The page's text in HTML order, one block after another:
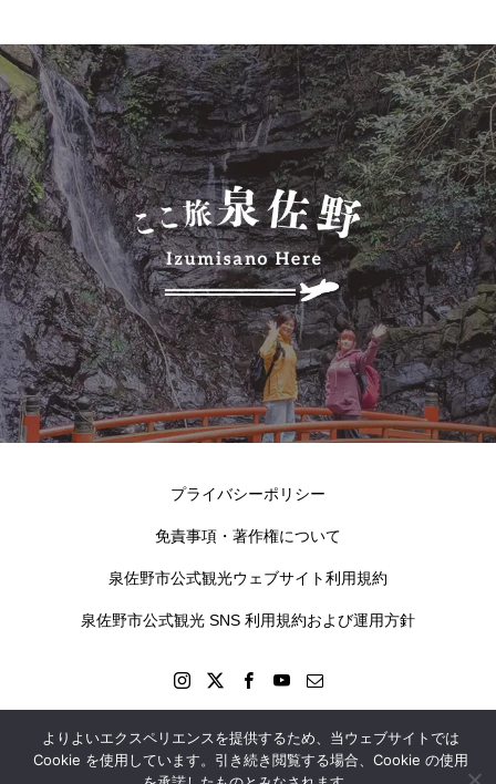
プライバシーポリシー
免責事項・著作権について
泉佐野市公式観光ウェブサイト利用規約
泉佐野市公式観光 SNS 利用規約および運用方針
kokotabi izumisano © 2024
よりよいエクスペリエンスを提供するため、当ウェブサイトでは
Cookie を使用しています。引き続き閲覧する場合、Cookie の使用